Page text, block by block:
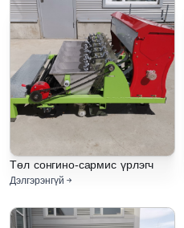
Төл сонгино-сармис үрлэгч
Дэлгэрэнгүй